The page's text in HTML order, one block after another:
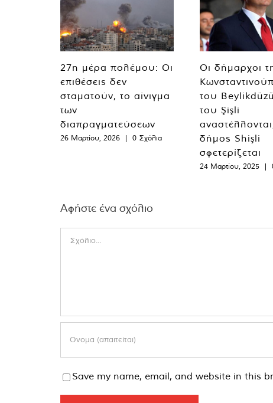
27η μέρα πολέμου: Οι
επιθέσεις δεν
σταματούν, το αίνιγμα
των
διαπραγματεύσεων
26 Μαρτίου, 2026 | 0 Σχόλια
Οι δήμαρχοι
του
του Şişli
δήμος Shişli
σφετερίζεται
24 Μαρτίου, 2025 |
Αφήστε ένα σχόλιο
Save my name, email, and website in this